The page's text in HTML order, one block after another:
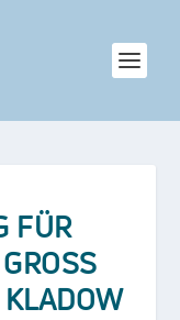
FÜR
G